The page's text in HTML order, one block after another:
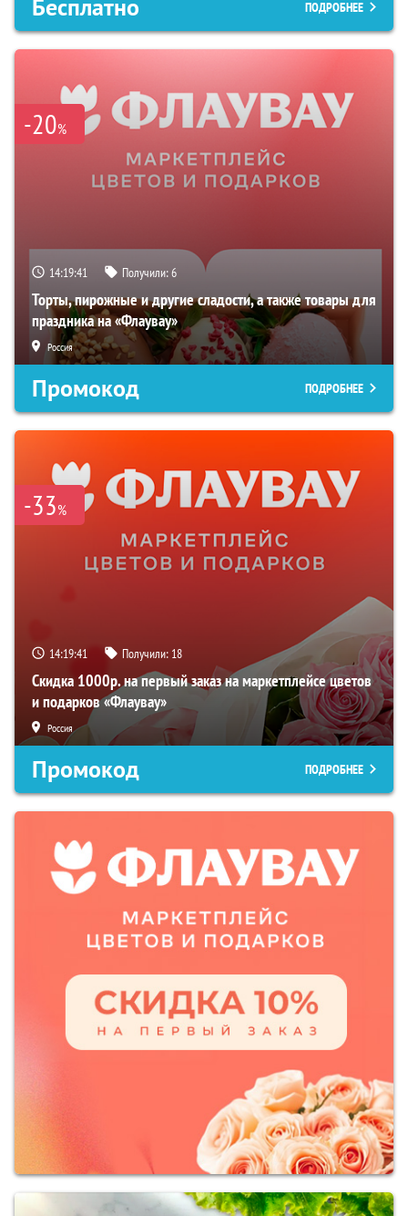
Бесплатно ПОДРОБНЕЕ
-20%
14:19:40 Получили:6
Торты, пирожные и другие сладости, а также товары для
праздника на «Флаувау»
Россия
Промокод ПОДРОБНЕЕ
-33%
14:19:40 Получили: 18
Скидка 1000р. на первый заказ на маркетплейсе цветов
и подарков «Флаувау»
Россия
Промокод ПОДРОБНЕЕ